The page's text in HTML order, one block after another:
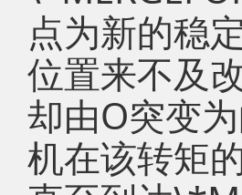
点为新的稳
位置来不及
却由O突变
机在该转矩